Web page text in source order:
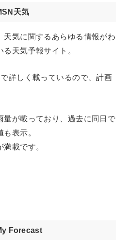
天気
天気に関するあらゆる情報がわ
天気予報サイト。
詳しく載っているので、計画
量が載っており、過去に同日で
表示。
載です。
Forecast